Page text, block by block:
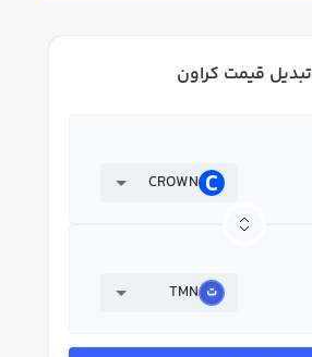
تبدیل قیمت کراون
CROWN
TMN